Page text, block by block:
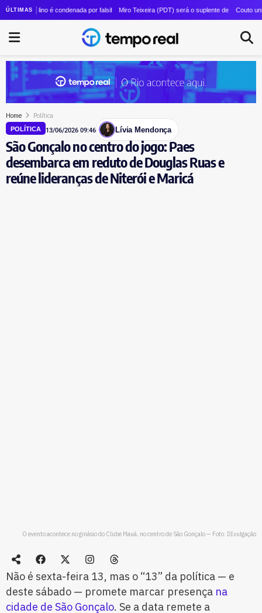
ÚLTIMASesvazia cúpula da Ciência e Tecnologia após criação de pasta unificada
é condenada por falsificação de documentos; ex-prefeita de Magé nega e diz estar
Miro Teixeira (PDT) será o suplente de Pedro Paulo (PSD)
Couto unifica
Home Política
POLÍTICA 13/06/2026 09:46 Lívia Mendonça
São Gonçalo no centro do jogo: Paes
desembarca em reduto de Douglas Ruas e
reúne lideranças de Niterói e Maricá
O evento acontece no ginásio do Clube Mauá, no centro de São Gonçalo — Foto: DIvulgação
Não é sexta-feira 13, mas o “13” da política — e
deste sábado — promete marcar presença na
cidade de São Gonçalo. Se a data remete a